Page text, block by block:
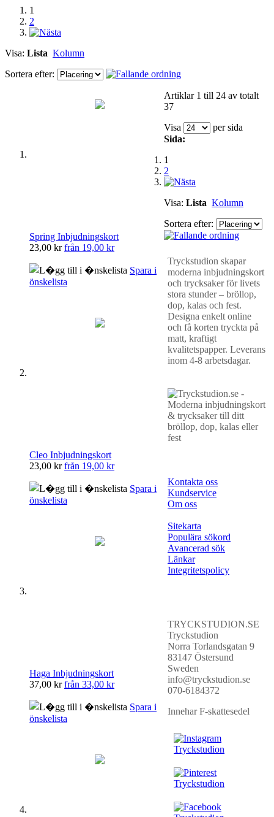
1
2
Visa: Lista Kolumn
Sortera efter:
Spring Inbjudningskort
23,00 kr från 19,00 kr
Spara i
önskelista
Cleo Inbjudningskort
23,00 kr från 19,00 kr
Spara i
önskelista
Haga Inbjudningskort
37,00 kr från 33,00 kr
Spara i
önskelista
Artiklar 1 till 24 av totalt
37
Visa
per sida
Sida:
1
2
Visa: Lista Kolumn
Sortera efter:
Tryckstudion skapar
moderna inbjudningskort
och trycksaker för livets
stora stunder – bröllop,
dop, kalas och fest.
Designa enkelt online
och få korten tryckta på
matt, kraftigt
kvalitetspapper. Leverans
inom 4-8 arbetsdagar.
Kontakta oss
Kundservice
Om oss
Sitekarta
Populära sökord
Avancerad sök
Länkar
Integritetspolicy
TRYCKSTUDION.SE
Tryckstudion
Norra Torlandsgatan 9
83147 Östersund
Sweden
info@tryckstudion.se
070-6184372
Innehar F-skattesedel